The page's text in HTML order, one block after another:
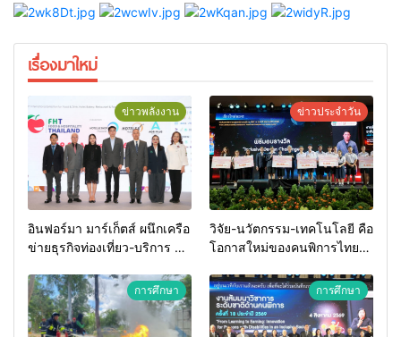
เรื่องมาใหม่
ข่าวพลังงาน
อินฟอร์มา มาร์เก็ตส์ ผนึกเครือ
ข่ายธุรกิจท่องเที่ยว-บริการ จัด
2026 เชื่อม 4 งานใหญ่ สร้าง
โอกาสธุรกิจครบวงจร ด้วย
ครับ
ข่าวประจำวัน
วิจัย-นวัตกรรม-เทคโนโลยี คือ
โอกาสใหม่ของคนพิการไทย
ประเทศ
การศึกษา การศึกษา